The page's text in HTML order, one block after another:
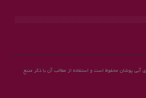
آبی پوشان محفوظ است و استفاده از مطالب آن با ذکر منبع